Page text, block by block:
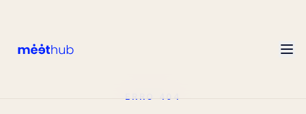
ERRO 404